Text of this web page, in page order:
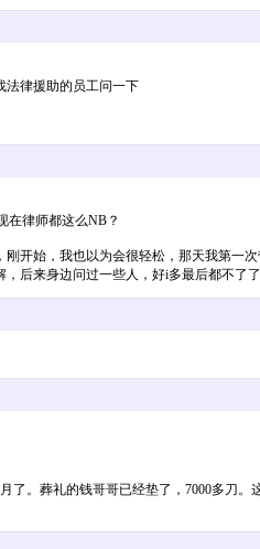
法律援助的员工问一下
在律师都这么NB？
开始，我也以为会很轻松，那天我第一
后来身边问过一些人，好i多最后都不了
了。葬礼的钱哥哥已经垫了，7000多刀